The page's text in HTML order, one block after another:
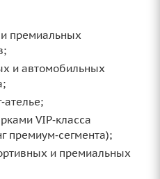
премиальных
и автомобильных
VIP‑класса
премиум‑сегмента);
и премиальных